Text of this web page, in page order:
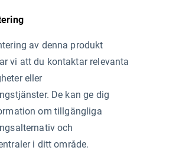
av denna produkt
vi att du kontaktar relevanta
eller
De kan ge dig
om tillgängliga
och
i ditt område.